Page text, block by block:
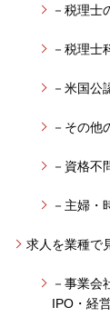
－税理士
－税理士
－米国公
－その他
－資格不
－主婦・
求人を業種で
－事業会
IPO・経